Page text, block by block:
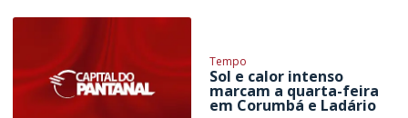
Tempo
Sol e calor intenso
marcam a quarta-feira
em Corumbá e Ladário